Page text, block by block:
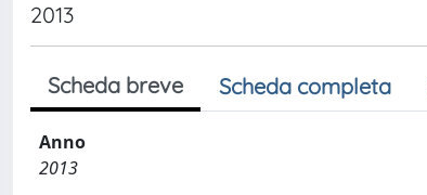
2013
Scheda breve Scheda completa
Anno
2013